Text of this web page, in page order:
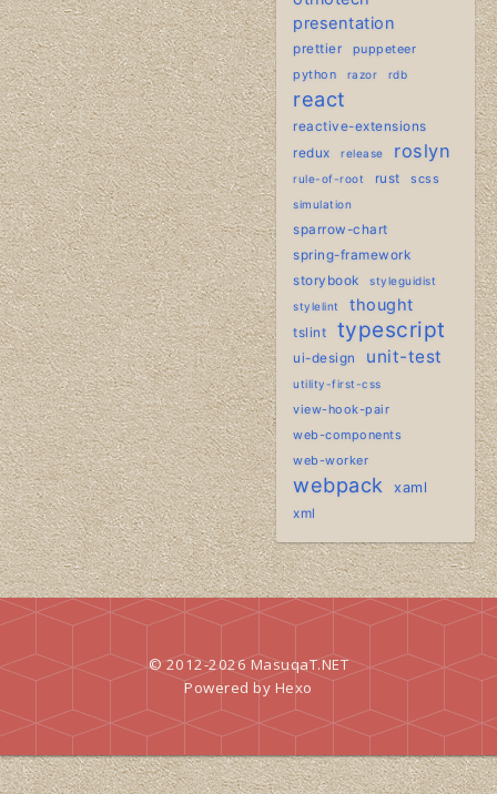
presentation
prettier
puppeteer
python
razor rdb
react
reactive-extensions
redux
release roslyn
rule-of-root rust scss
simulation
sparrow-chart
spring-framework
storybook
styleguidist
stylelint
thought
tslint typescript
ui-design unit-test
utility-first-css
view-hook-pair
web-components
web-worker
webpack xaml
xml
© 2012-2026MasuqaT.NET
Powered by Hexo